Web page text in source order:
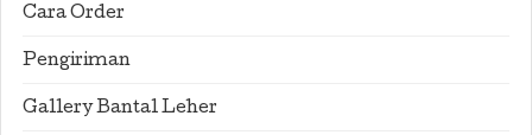
Cara Order
Pengiriman
Gallery Bantal Leher